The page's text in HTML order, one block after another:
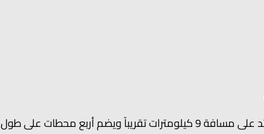
يعتبر تلفريك بورصة اطول تلفريك في العالم حيث يمتد على مسافة 9 كيلومترات تقريباً ويضم أربع محطات على طول